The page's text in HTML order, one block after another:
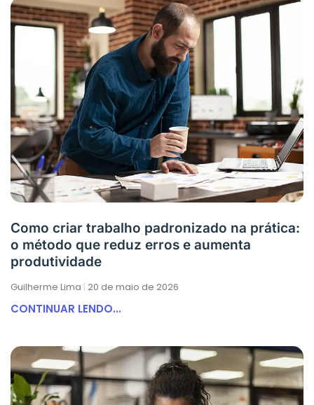
Como criar trabalho padronizado na prática:
o método que reduz erros e aumenta
produtividade
Guilherme Lima 20 de maio de 2026
CONTINUAR LENDO...